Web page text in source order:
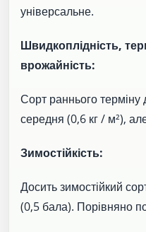
універсальне.
Швидкоплідність,
врожайність:
Сорт раннього терміну
середня (0,6 кг / м²),
Зимостійкість:
Досить зимостійкий
(0,5 бала). Порівняно